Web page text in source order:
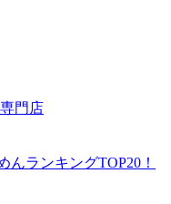
門店
んランキングTOP20！